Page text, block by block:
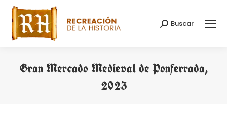
Search:
Buscar
Gran Mercado Medieval de Ponferrada,
2023